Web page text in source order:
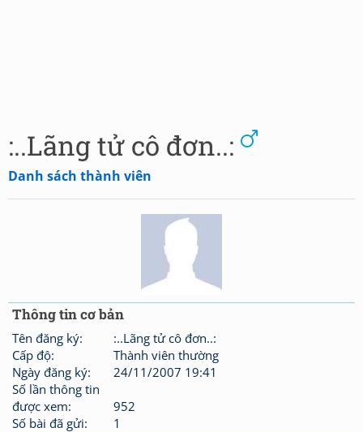
:..Lãng tử cô đơn..:
Danh sách thành viên
Thông tin cơ bản
Tên đăng ký:
:..Lãng tử cô đơn..:
Cấp độ:
Thành viên thường
Ngày đăng ký:
24/11/2007 19:41
Số lần thông tin
được xem:
952
Số bài đã gửi:
1